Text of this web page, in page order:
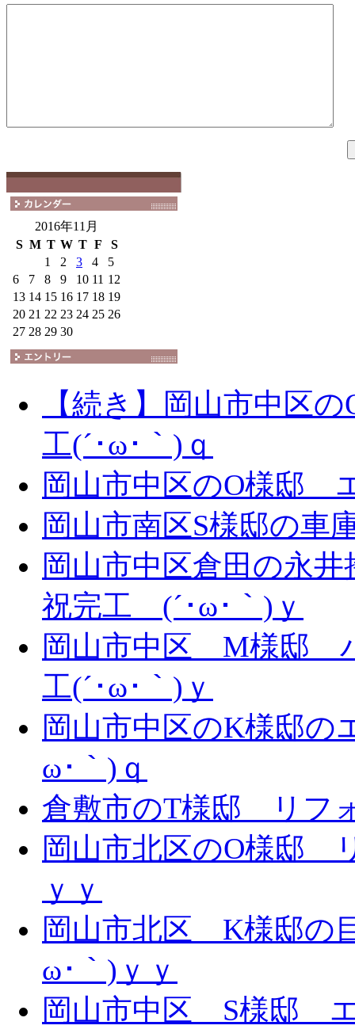
2016年11月
S M T W T F
S
1
2 3 4
5
6
7 8 9 10 11 12
13 14 15 16 17 18 19
20 21 22 23 24 25 26
27 28 29 30
【続き】岡山市中区
工(´･ω･｀)ｑ
岡山市中区のO様邸
岡山市南区S様邸の車
岡山市中区倉田の永
祝完工 (´･ω･｀)ｙ
岡山市中区 M様邸
工(´･ω･｀)ｙ
岡山市中区のK様邸の
ω･｀)ｑ
倉敷市のT様邸 リフ
岡山市北区のO様邸
ｙｙ
岡山市北区 K様邸の
ω･｀)ｙｙ
岡山市中区 S様邸 エ